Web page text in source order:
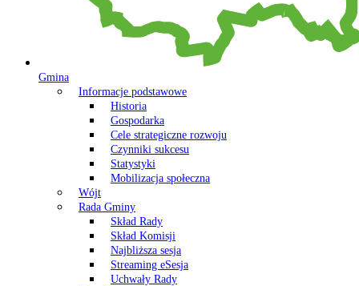
Gmina
Informacje podstawowe
Historia
Gospodarka
Cele strategiczne rozwoju
Czynniki sukcesu
Statystyki
Mobilizacja społeczna
Wójt
Rada Gminy
Skład Rady
Skład Komisji
Najbliższa sesja
Streaming eSesja
Uchwały Rady